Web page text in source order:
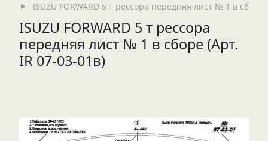
ISUZU FORWARD 5 т рессора передняя лист № 1 в сборе
ISUZU FORWARD 5 т рессора
передняя лист № 1 в сборе (Арт.
IR 07-03-01в)